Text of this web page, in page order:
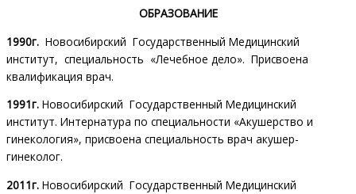
ОБРАЗОВАНИЕ
1990г. Новосибирский Государственный Медицинский
институт, специальность «Лечебное дело». Присвоена
квалификация врач.
1991г. Новосибирский Государственный Медицинский
институт. Интернатура по специальности «Акушерство и
гинекология», присвоена специальность врач акушер-
гинеколог.
2011г. Новосибирский Государственный Медицинский